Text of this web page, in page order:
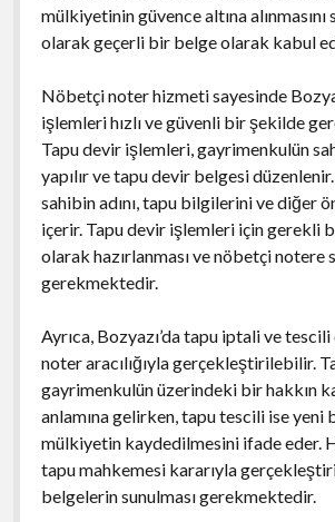
mülkiyetinin güvence altına alınmasını
olarak geçerli bir belge olarak kabul
Nöbetçi noter hizmeti sayesinde
işlemleri hızlı ve güvenli bir şekilde
Tapu devir işlemleri, gayrimenkulün
yapılır ve tapu devir belgesi
sahibin adını, tapu bilgilerini ve diğer
içerir. Tapu devir işlemleri için gerekli
olarak hazırlanması ve nöbetçi notere
gerekmektedir.
Ayrıca, Bozyazı’da tapu iptali ve
noter aracılığıyla gerçekleştirilebilir.
gayrimenkulün üzerindeki bir hakkın
anlamına gelirken, tapu tescili ise yeni
mülkiyetin kaydedilmesini ifade eder.
tapu mahkemesi kararıyla
belgelerin sunulması gerekmektedir.